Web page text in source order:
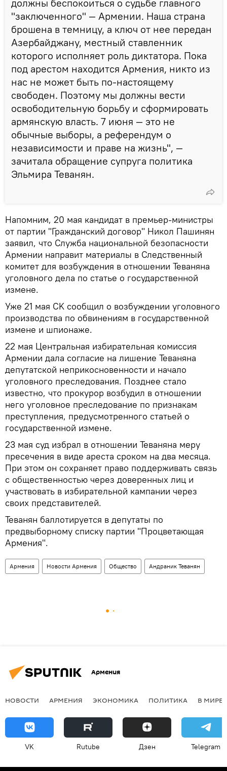
должны беспокоиться о судьбе главного
"заключенного" — Армении. Наша страна
брошена в темницу, а ключ от нее передан
Азербайджану, местный ставленник
которого исполняет роль диктатора. Пока
под арестом находится Армения, никто из
нас не может быть по-настоящему
свободен. Поэтому мы должны вести
освободительную борьбу и сформировать
армянскую власть. 7 июня — это не
обычные выборы, а референдум о
независимости и праве на жизнь", —
зачитала обращение супруга политика
Эльмира Теванян.
Напомним, 20 мая кандидат в премьер-министры
от партии "Гражданский договор" Никол Пашинян
заявил, что Служба национальной безопасности
Армении направит материалы в Следственный
комитет для возбуждения в отношении Теваняна
уголовного дела по статье о государственной
измене.
Уже 21 мая СK сообщил о возбуждении уголовного
производства по обвинениям в государственной
измене и шпионаже.
22 мая Центральная избирательная комиссия
Армении дала согласие на лишение Теваняна
депутатской неприкосновенности и начало
уголовного преследования. Позднее стало
известно, что прокурор возбудил в отношении
него уголовное преследование по признакам
преступления, предусмотренного статьей о
государственной измене.
23 мая суд избрал в отношении Теваняна меру
пресечения в виде ареста сроком на два месяца.
При этом он сохраняет право поддерживать связь
с общественностью через доверенных лиц и
участвовать в избирательной кампании через
своих представителей.
Теванян баллотируется в депутаты по
предвыборному списку партии "Процветающая
Армения".
Армения Новости Армения Общество Андраник Теванян
Армения
НОВОСТИ АРМЕНИЯ ЭКОНОМИКА ПОЛИТИКА В МИРЕ
VK Rutube Дзен Telegram